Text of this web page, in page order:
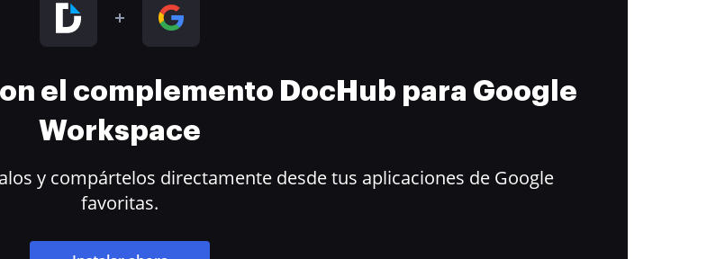
el complemento DocHub para Google
Workspace
y compártelos directamente desde tus aplicaciones de Google
favoritas.